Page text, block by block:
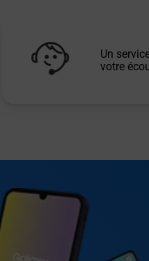
Un
votre